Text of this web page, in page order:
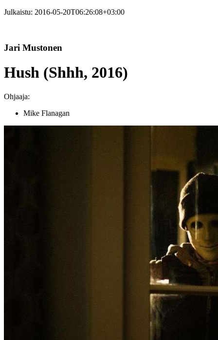
Julkaistu: 2016-05-20T06:26:08+03:00
Jari Mustonen
Hush (Shhh, 2016)
Ohjaaja:
Mike Flanagan